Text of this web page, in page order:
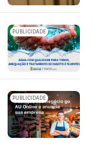
PUBLICIDADE
PUBLICIDADE